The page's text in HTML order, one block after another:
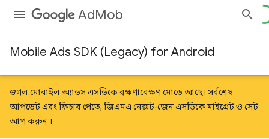
AdMob
Mobile Ads SDK (Legacy) for Android
গুগল মোবাইল অ্যাডস এসডিকে রক্ষণাবেক্ষণ মোডে আছে। সর্বশেষ
আপডেট এবং ফিচার পেতে, জিএমএ নেক্সট-জেন এসডিকেমাইগ্রেটও সেট
আপ করুন ।